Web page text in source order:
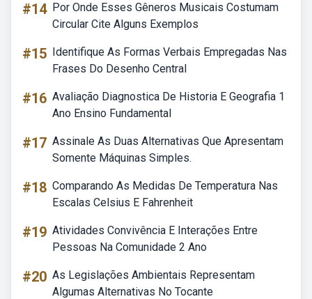
#14 Por Onde Esses Gêneros Musicais Costumam
Circular Cite Alguns Exemplos
#15 Identifique As Formas Verbais Empregadas Nas
Frases Do Desenho Central
#16 Avaliação Diagnostica De Historia E Geografia 1
Ano Ensino Fundamental
#17 Assinale As Duas Alternativas Que Apresentam
Somente Máquinas Simples.
#18 Comparando As Medidas De Temperatura Nas
Escalas Celsius E Fahrenheit
#19 Atividades Convivência E Interações Entre
Pessoas Na Comunidade 2 Ano
#20 As Legislações Ambientais Representam
Algumas Alternativas No Tocante